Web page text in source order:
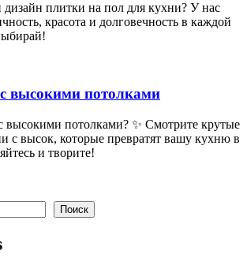
плитки на пол для кухни? У нас
красота и долговечность в каждой
высокими потолками
высокими потолками? ✨ Смотрите крутые
с высок, которые превратят вашу кухню в
и творите!
Поиск